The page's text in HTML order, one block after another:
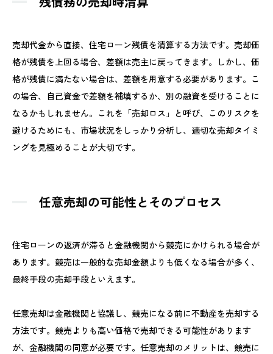
売却代金から直接、住宅ローン残債を清算する方法です。売却価
格が残債を上回る場合、差額は売主に戻ってきます。しかし、価
格が残債に満たない場合は、差額を用意する必要があります。こ
の場合、自己資金で差額を補填するか、別の融資を受けることに
なるかもしれません。これを「売却ロス」と呼び、このリスクを
避けるためにも、市場状況をしっかり分析し、適切な売却タイミ
ングを見極めることが大切です。
任意売却の可能性とそのプロセス
住宅ローンの返済が滞ると金融機関から競売にかけられる場合が
あります。競売は一般的な売却金額よりも低くなる場合が多く、
最終手段の売却手段といえます。
任意売却は金融機関と協議し、競売になる前に不動産を売却する
方法です。競売よりも高い価格で売却できる可能性があります
が、金融機関の同意が必要です。任意売却のメリットは、競売に